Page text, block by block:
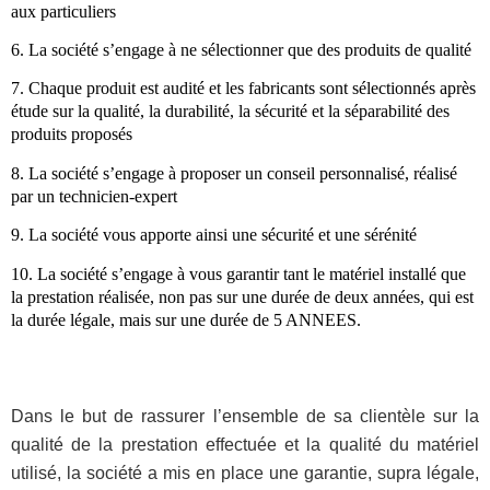
aux particuliers
6. La société s’engage à ne sélectionner que des produits de qualité
7. Chaque produit est audité et les fabricants sont sélectionnés après
étude sur la qualité, la durabilité, la sécurité et la séparabilité des
produits proposés
8. La société s’engage à proposer un conseil personnalisé, réalisé
par un technicien-expert
9. La société vous apporte ainsi une sécurité et une sérénité
10. La société s’engage à vous garantir tant le matériel installé que
la prestation réalisée, non pas sur une durée de deux années, qui est
la durée légale, mais sur une durée de 5 ANNEES.
Dans le but de rassurer l’ensemble de sa clientèle sur la
qualité de la prestation effectuée et la qualité du matériel
utilisé, la société a mis en place une garantie, supra légale,